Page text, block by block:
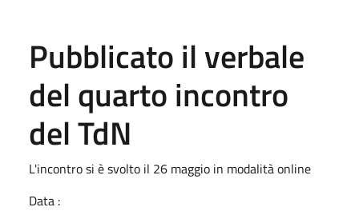
Pubblicato il verbale
del quarto incontro
del TdN
L'incontro si è svolto il 26 maggio in modalità online
Data :